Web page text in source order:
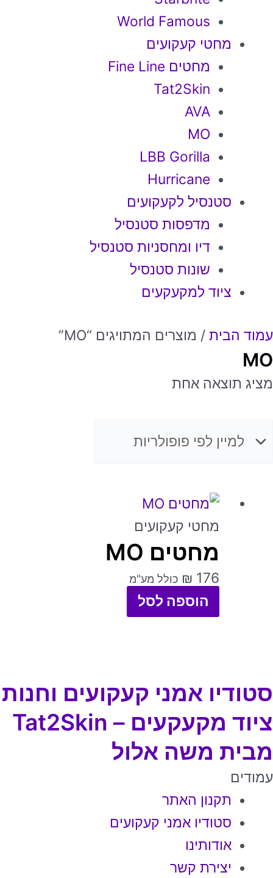
World Famous
מחטי קעקועים
מחטים Fine Line
Tat2Skin
AVA
MO
LBB Gorilla
Hurricane
סטנסיל לקעקועים
מדפסות סטנסיל
דיו ומחסניות סטנסיל
שונות סטנסיל
ציוד למקעקעים
עמוד הבית / מוצרים המתויגים “MO”
MO
מציג תוצאה אחת
מחטי קעקועים
מחטים MO
₪ 176 כולל מע"מ
הוספה לסל
למוצר
זה
יש
מספר
סוגים.
ניתן
בעמוד
המוצר
סטודיו אמני קעקועים וחנות
ציוד מקעקעים – Tat2Skin
מבית משה אלול
עמודים
תקנון האתר
סטודיו אמני קעקועים
אודותינו
יצירת קשר